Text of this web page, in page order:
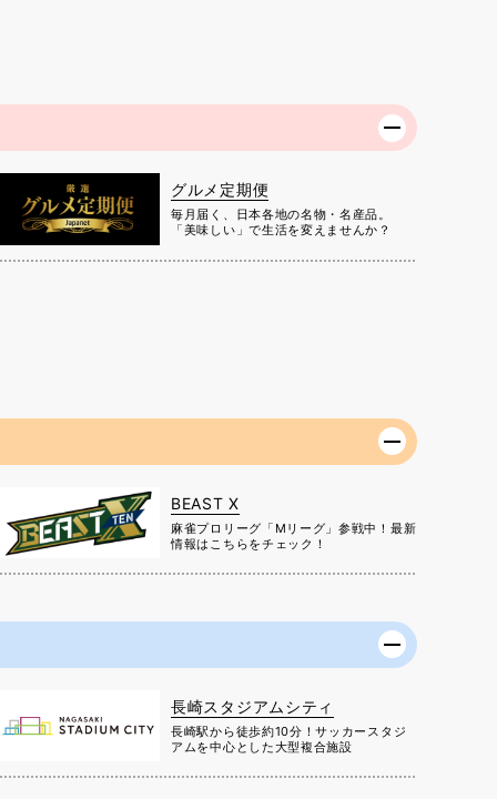
グルメ定期便
毎月届く、日本各地の名物・名産品。
「美味しい」で生活を変えませんか？
BEAST X
麻雀プロリーグ「Mリーグ」参戦中！最新
情報はこちらをチェック！
長崎スタジアムシティ
長崎駅から徒歩約10分！サッカースタジ
アムを中心とした大型複合施設